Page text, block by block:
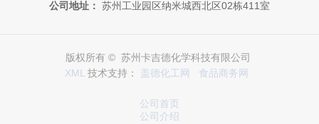
公司地址： 苏州工业园区纳米城西北区02栋411室
版权所有 © 苏州卡吉德化学科技有限公司
XML 技术支持： 盖德化工网 食品商务网
公司首页
公司介绍